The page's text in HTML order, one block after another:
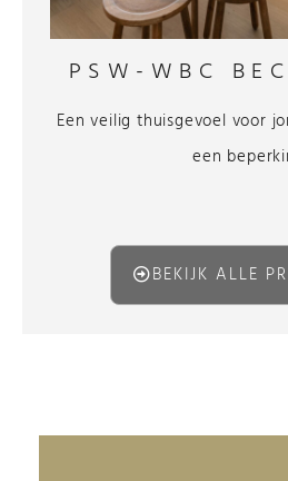
PSW-WBC
Een veilig thuisgevoel voor
een
BEKIJK ALLE